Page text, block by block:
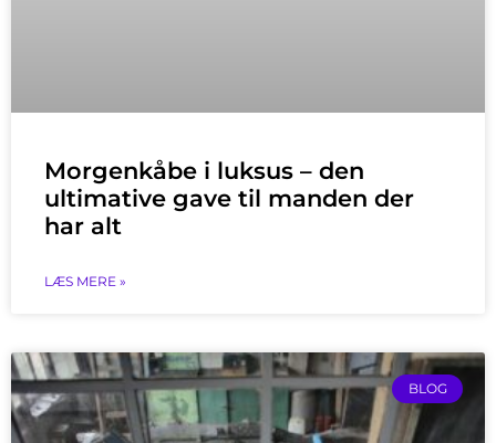
Morgenkåbe i luksus – den
ultimative gave til manden der
har alt
LÆS MERE »
BLOG